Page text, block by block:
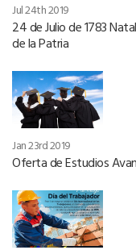
Jul 24th 2019
24 de Julio de 1783
de la Patria
Jan 23rd 2019
Oferta de Estudios